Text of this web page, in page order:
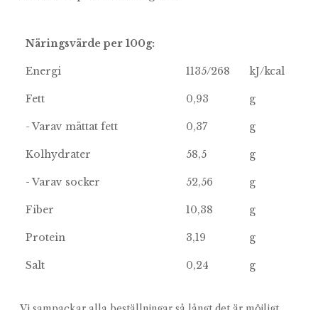
Näringsvärde per 100g:
Energi 1135/268 kJ/kcal
Fett 0,93 g
- Varav mättat fett 0,37 g
Kolhydrater 58,5 g
- Varav socker 52,56 g
Fiber 10,38 g
Protein 3,19 g
Salt 0,24 g